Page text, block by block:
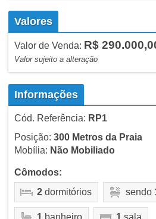
Valores
Valor de Venda: R$
Valor sujeito a alteração
Informações
Cód. Referência: RP1
Posição: 300 Metros da Praia
Mobília: Não Mobiliado
Cômodos:
2dormitórios sendo
1banheiro 1sala